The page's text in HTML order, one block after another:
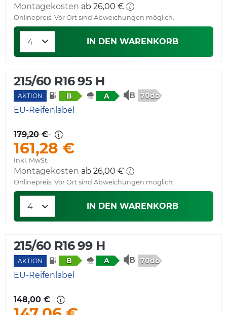
Montagekosten
Onlinepreis. Vor Ort sind Abweichungen möglich.
IN DEN WARENKORB
215/60 R16 95 H
AKTION B A 70db
EU-Reifenlabel
179,20 €
161,28 €
Inkl. MwSt.
Montagekosten
Onlinepreis. Vor Ort sind Abweichungen möglich.
IN DEN WARENKORB
215/60 R16 99 H
AKTION B A 70db
EU-Reifenlabel
148,00 €